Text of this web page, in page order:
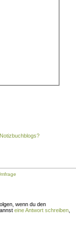
wenn du den
eine Antwort schreiben,